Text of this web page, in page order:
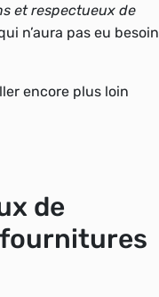
et respectueux de
n’aura pas eu besoin
encore plus loin
de
fournitures